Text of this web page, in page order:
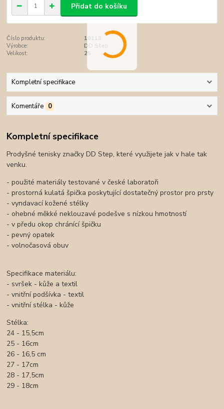
Přidat do košíku
Číslo produktu:
18118
Výrobce:
DD Step
Velikost:
25
Kompletní specifikace
Komentáře 0
Kompletní specifikace
Prodyšné tenisky značky DD Step, které využijete jak v hale tak
venku.
- použité materiály testované v české laboratoři
- prostorná kulatá špička poskytující dostatečný prostor pro prsty
- vyndavací kožené stélky
- ohebné měkké neklouzavé podešve s nízkou hmotností
- v předu okop chránící špičku
- pevný opatek
- volnočasová obuv
Specifikace materiálu:
- svršek - kůže a textil
- vnitřní podšívka - textil
- vnitřní stélka - kůže
Stélka:
24 - 15,5cm
25 - 16cm
26 - 16,5 cm
27 - 17cm
28 - 17,5cm
29 - 18cm